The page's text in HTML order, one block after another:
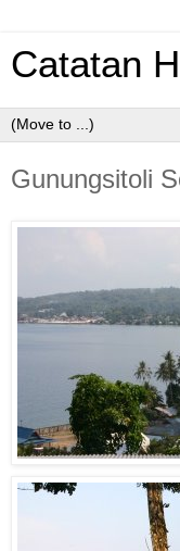
Catatan
Gunungsitoli